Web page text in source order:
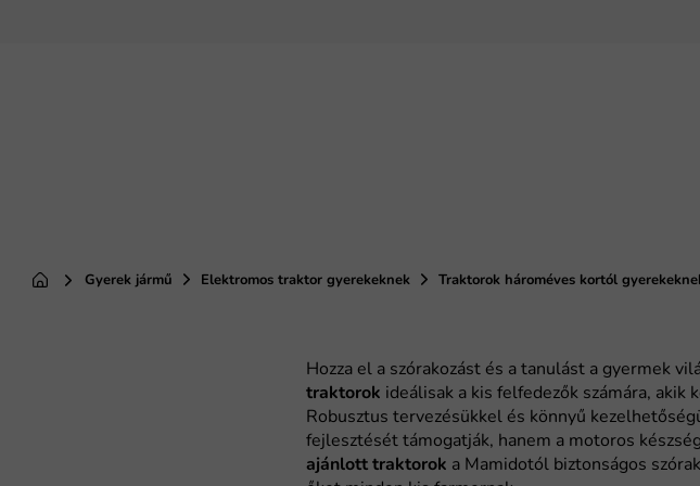
Kezdőlap
Gyerek jármű Elektromos traktor gyerekeknek Traktorok hároméves kortól
Hozza el a szórakozást és a tanulást a gyermek
traktorok ideálisak a kis felfedezők számára,
Robusztus tervezésükkel és könnyű
fejlesztését támogatják, hanem a motoros
ajánlott traktorok a Mamidotól biztonságos